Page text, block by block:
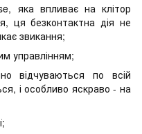
яка впливає на клітор
ця безконтактна дія не
звикання;
управлінням;
відчуваються по всій
і особливо яскраво - на